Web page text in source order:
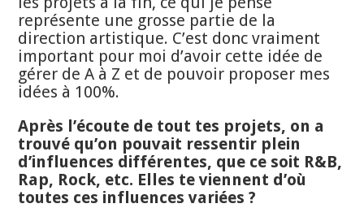
représente une grosse partie de la
direction artistique. C’est donc vraiment
important pour moi d’avoir cette idée de
gérer de A à Z et de pouvoir proposer mes
idées à 100%.
Après l’écoute de tout tes projets, on a
trouvé qu’on pouvait ressentir plein
d’influences différentes, que ce soit R&B,
Rap, Rock, etc. Elles te viennent d’où
toutes ces influences variées ?